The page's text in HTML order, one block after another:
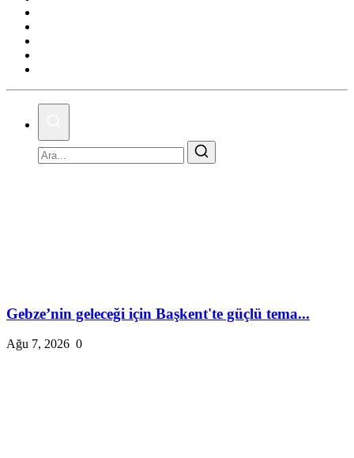
Gebze’nin geleceği için Başkent'te güçlü tema...
Ağu 7, 2026 0